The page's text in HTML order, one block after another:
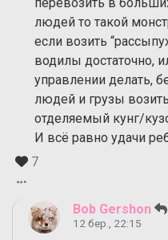
людей то такой
если возить
водилы достаточно,
управлении делать,
людей и грузы
отделяемый кунг/
И всё равно удачи
7
Bob Gershon
12 бер., 22:15